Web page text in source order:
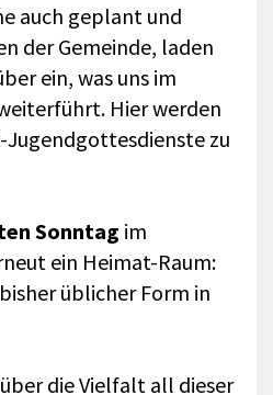
auch geplant und
der Gemeinde, laden
ein, was uns im
Hier werden
zu
Sonntag im
ein Heimat-Raum:
üblicher Form in
die Vielfalt all dieser